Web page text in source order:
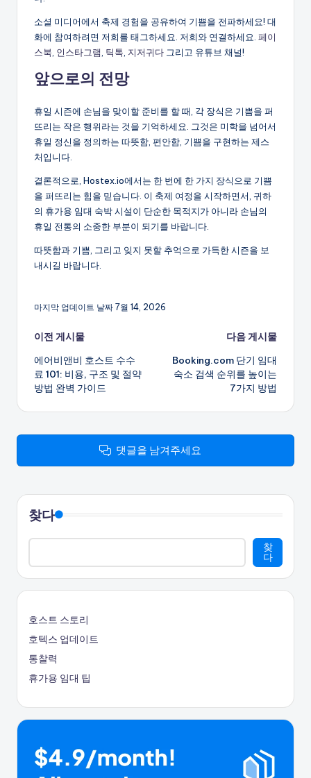
소셜 미디어에서 축제 경험을 공유하여 기쁨을 전파하세요! 대
화에 참여하려면 저희를 태그하세요. 저희와 연결하세요. 페이
스북 인스타그램 틱톡 지저귀다 그리고 유튜브 채널!
앞으로의 전망
휴일 시즌에 손님을 맞이할 준비를 할 때, 각 장식은 기쁨을 퍼
뜨리는 작은 행위라는 것을 기억하세요. 그것은 미학을 넘어서
휴일 정신을 정의하는 따뜻함, 편안함, 기쁨을 구현하는 제스
처입니다.
결론적으로, Hostex.io에서는 한 번에 한 가지 장식으로 기쁨
을 퍼뜨리는 힘을 믿습니다. 이 축제 여정을 시작하면서, 귀하
의 휴가용 임대 숙박 시설이 단순한 목적지가 아니라 손님의
휴일 전통의 소중한 부분이 되기를 바랍니다.
따뜻함과 기쁨, 그리고 잊지 못할 추억으로 가득한 시즌을 보
내시길 바랍니다.
마지막 업데이트 날짜 7월 14, 2026
게
시
물
이전 게시물
에어비앤비 호스트 수수
료 101: 비용, 구조 및 절약
방법 완벽 가이드
다음 게시물
Booking.com 단기 임대
숙소 검색 순위를 높이는
7가지 방법
댓글을 남겨주세요
찾다
찾
다
호스트 스토리
호텍스 업데이트
통찰력
휴가용 임대 팁